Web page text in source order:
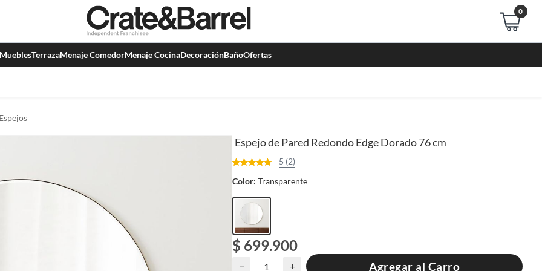
0
MueblesTerrazaMenaje ComedorMenaje CocinaDecoraciónBañoOfertas
Espejo de Pared Redondo Edge Dorado 76 cm
5 (2)
Color: Transparente
$ 699.900
− + Agregar al Carro